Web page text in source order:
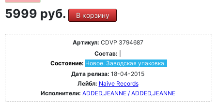
5999 руб. В корзину
Артикул: CDVP 3794687
Состав:
Состояние: Новое. Заводская упаковка.
Дата релиза: 18-04-2015
Лейбл: Naive Records
Исполнители: ADDED,JEANNE / ADDED,JEANNE